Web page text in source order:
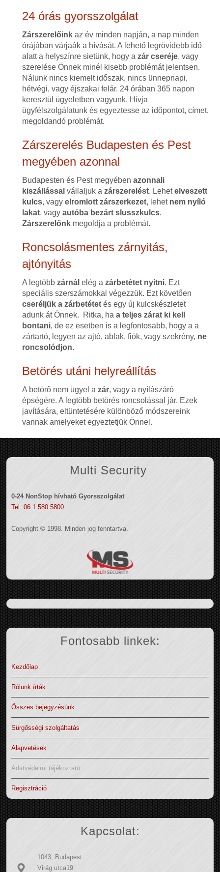
24 órás gyorsszolgálat
Zárszerelőinkaz év minden napján, a nap minden
órájában várjaák a hívását. A lehető legrövidebb idő
alatt a helyszínre sietünk, hogy a zár cseréje, vagy
szerelése Önnek minél kisebb problémát jelentsen.
Nálunk nincs kiemelt időszak, nincs ünnepnapi,
hétvégi, vagy éjszakai felár. 24 órában 365 napon
keresztül ügyeletben vagyunk. Hívja
ügyfélszolgálatunk és egyeztesse az időpontot, címet,
megoldandó problémát.
Zárszerelés Budapesten és Pest
megyében azonnal
Budapesten és Pest megyében azonnali
kiszállással vállaljuk a zárszerelést. Lehetelveszett
kulcs, vagyelromlott zárszerkezet,lehet nem nyíló
lakat, vagy autóba bezárt slusszkulcs.
Zárszerelőnkmegoldja a problémát.
Roncsolásmentes zárnyitás,
ajtónyitás
A legtöbb zárnál elég a zárbetétet nyitni. Ezt
speciális szerszámokkal végezzük. Ezt követően
cseréljük a zárbetétetés egy új kulcskészletet
adunk át Önnek. Ritka, ha a teljes zárat ki kell
bontani, de ez esetben is a legfontosabb, hogy a a
zártartó, legyen az ajtó, ablak, fiók, vagy szekrény, ne
roncsolódjon.
Betörés utáni helyreállítás
A betörő nem ügyel a zár, vagy a nyílászáró
épségére. A legtöbb betörés roncsolással jár. Ezek
javítására, eltüntetésére különböző módszereink
vannak amelyeket egyeztetjük Önnel.
Multi Security
0-24 NonStop hívható Gyorsszolgálat
Tel: 06 1 580 5800
Copyright © 1998. Minden jog fenntartva.
Fontosabb linkek:
Kezdőlap
Rólunk írták
Összes bejegyzésünk
Sürgősségi szolgáltatás
Alapvetések
Adatvédelmi tájékoztató
Regisztráció
Kapcsolat:
1043, Budapest
Virág utca19.